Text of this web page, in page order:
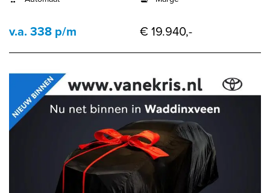
v.a. 338 p/m € 19.940,-